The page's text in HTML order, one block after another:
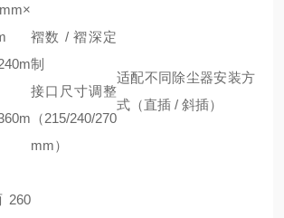
褶数 / 褶深定
制
接口尺寸调整
（215/240/270
mm）
适配不同除尘器安装方
式（直插 / 斜插）
260